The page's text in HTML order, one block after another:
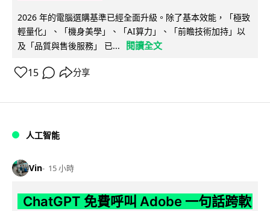
2026 年的電腦選購基準已經全面升級。除了基本效能，「極致
輕量化」、「機身美學」、「AI算力」、「前瞻技術加持」以
及「品質與售後服務」 已...
閱讀全文
15 分享
人工智能
Vin 15 小時
ChatGPT 免費呼叫 Adobe 一句話跨軟